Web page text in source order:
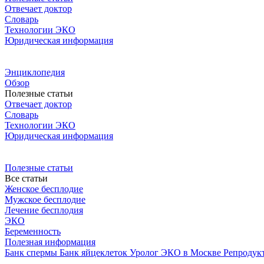
Отвечает доктор
Словарь
Технологии ЭКО
Юридическая информация
Энциклопедия
Обзор
Полезные статьи
Отвечает доктор
Словарь
Технологии ЭКО
Юридическая информация
Полезные статьи
Все статьи
Женское бесплодие
Мужское бесплодие
Лечение бесплодия
ЭКО
Беременность
Полезная информация
Банк спермы Банк яйцеклеток Уролог ЭКО в Москве